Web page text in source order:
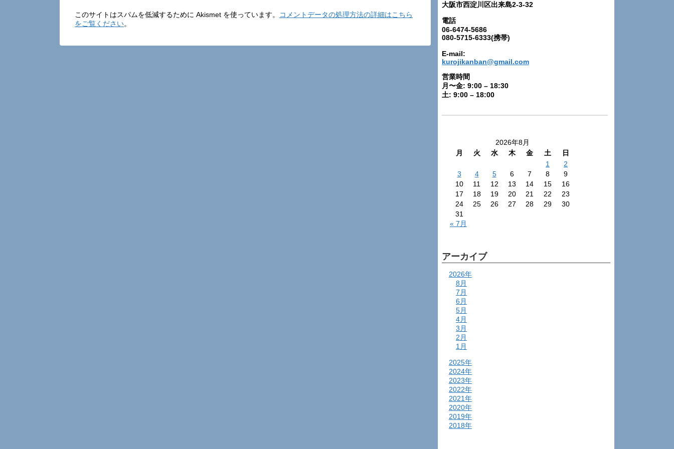
このサイトはスパムを低減するために Akismet を使っています。
コメントデータの処理方法の詳細はこちら
をご覧ください。
大阪市西淀川区出来島2-3-32
電話
06-6474-5686
080-5715-6333(携帯)
E-mail:
kurojikanban@gmail.com
営業時間
月〜金: 9:00 – 18:30
土: 9:00 – 18:00
2026年8月
月
火 水 木 金 土
日
1
2
3
4 5 6 7 8
9
10
11 12 13 14 15
16
17
18 19 20 21 22
23
24
25 26 27 28 29
30
31
« 7月
アーカイブ
2026年
8月
7月
6月
5月
4月
3月
2月
1月
2025年
2024年
2023年
2022年
2021年
2020年
2019年
2018年